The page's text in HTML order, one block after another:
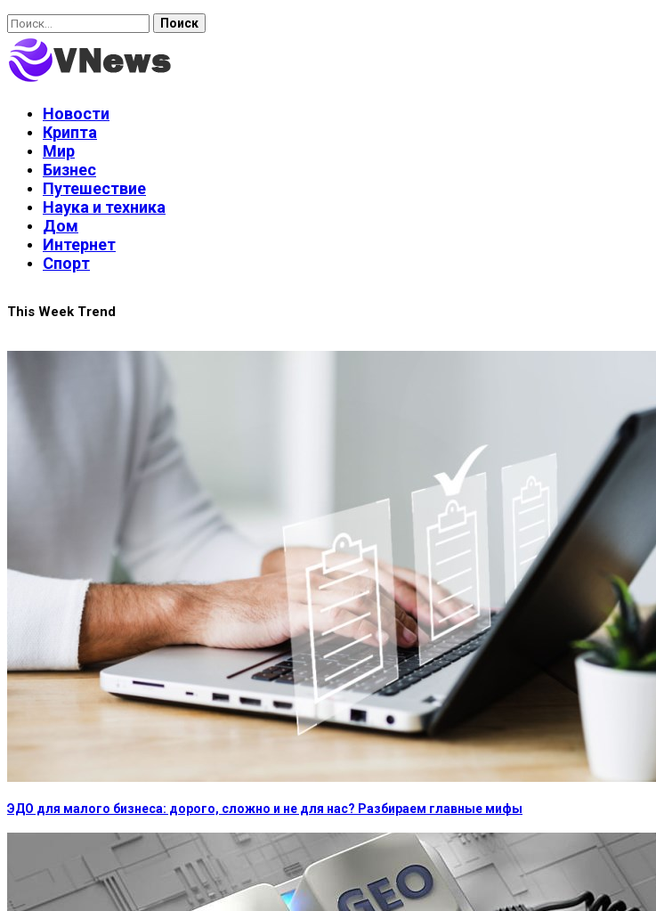
Найти:
Новости
Крипта
Мир
Бизнес
Путешествие
Наука и техника
Дом
Интернет
Спорт
This Week Trend
ЭДО для малого бизнеса: дорого, сложно и не для нас? Разбираем главные мифы